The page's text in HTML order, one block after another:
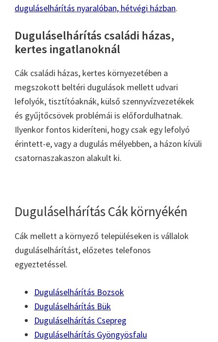
duguláselhárítás nyaralóban, hétvégi házban.
Duguláselhárítás családi házas,
kertes ingatlanoknál
Cák családi házas, kertes környezetében a
megszokott beltéri dugulások mellett udvari
lefolyók, tisztítóaknák, külső szennyvízvezetékek
és gyűjtőcsövek problémái is előfordulhatnak.
Ilyenkor fontos kideríteni, hogy csak egy lefolyó
érintett-e, vagy a dugulás mélyebben, a házon kívüli
csatornaszakaszon alakult ki.
Duguláselhárítás Cák környékén
Cák mellett a környező településeken is vállalok
duguláselhárítást, előzetes telefonos
egyeztetéssel.
Duguláselhárítás Bozsok
Duguláselhárítás Bük
Duguláselhárítás Csepreg
Duguláselhárítás Gyöngyösfalu